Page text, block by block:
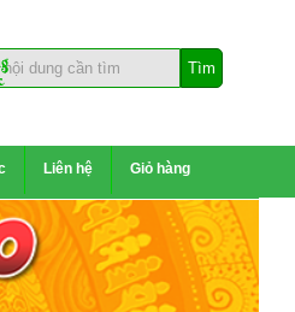
Liên hệ Giỏ hàng